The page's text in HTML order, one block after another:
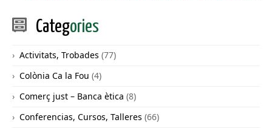
Categories
Activitats, Trobades (77)
Colònia Ca la Fou (4)
Comerç just – Banca ètica (8)
Conferencias, Cursos, Talleres (66)